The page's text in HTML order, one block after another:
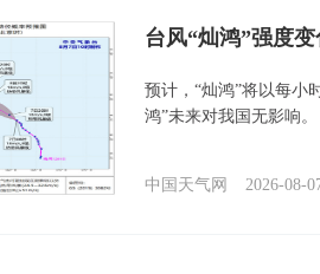
台风“灿鸿”强度
预计，“灿鸿”将以每小
鸿”未来对我国无影响。
中国天气网 2026-08-